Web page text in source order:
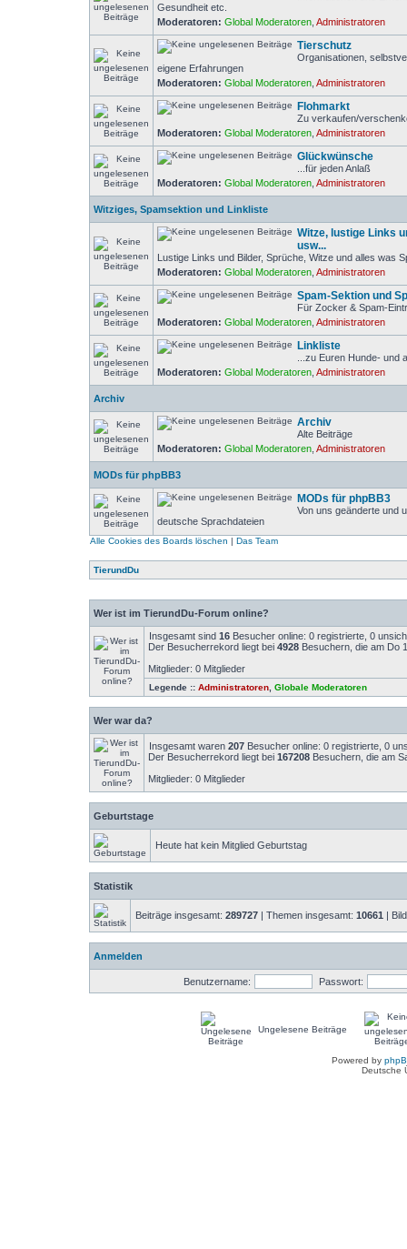
Gesundheit etc.
Moderatoren: Global Moderatoren Administratoren
Tierschutz
Organisationen,
eigene Erfahrungen
Moderatoren: Global Moderatoren Administratoren
Flohmarkt
Zu verkaufen/
Moderatoren: Global Moderatoren Administratoren
Glückwünsche
...für jeden Anlaß
Moderatoren: Global Moderatoren Administratoren
Witziges, Spamsektion und Linkliste
Witze, lustige Links
usw...
Lustige Links und Bilder, Sprüche, Witze und alles was
Moderatoren: Global Moderatoren Administratoren
Spam-Sektion und
Für Zocker & Spam-
Moderatoren: Global Moderatoren Administratoren
Linkliste
...zu Euren Hunde- und
Moderatoren: Global Moderatoren Administratoren
Archiv
Archiv
Alte Beiträge
Moderatoren: Global Moderatoren Administratoren
MODs für phpBB3
MODs für phpBB3
Von uns geänderte und
deutsche Sprachdateien
Alle Cookies des Boards löschen | Das Team
TierundDu
Wer ist im TierundDu-Forum online?
Insgesamt sind 16 Besucher online: 0 registrierte, 0
Der Besucherrekord liegt bei 4928 Besuchern, die am Do
Mitglieder: 0 Mitglieder
Legende :: Administratoren Globale Moderatoren
Wer war da?
Insgesamt waren 207 Besucher online: 0 registrierte, 0
Der Besucherrekord liegt bei 167208 Besuchern, die am
Mitglieder: 0 Mitglieder
Geburtstage
Heute hat kein Mitglied Geburtstag
Statistik
Beiträge insgesamt: 289727 | Themen insgesamt: 10661 |
Anmelden
Benutzername: Passwort:
Ungelesene Beiträge
Powered by
Deutsche